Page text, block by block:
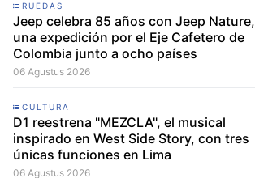
RUEDAS
Jeep celebra 85 años con Jeep Nature,
una expedición por el Eje Cafetero de
Colombia junto a ocho países
06 Agustus 2026
CULTURA
D1 reestrena "MEZCLA", el musical
inspirado en West Side Story, con tres
únicas funciones en Lima
06 Agustus 2026